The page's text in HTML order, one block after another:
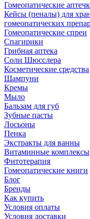
Гомеопатические
Кейсы (пеналы) для
гомеопатических
Гомеопатические спреи
Спагирики
Грибная аптека
Соли Шюсслера
Косметические средства
Шампуни
Кремы
Мыло
Бальзам для губ
Зубные пасты
Лосьоны
Пенка
Экстракты для ванны
Витаминные комплексы
Фитотерапия
Гомеопатические книги
Блог
Бренды
Как купить
Условия оплаты
Условия доставки